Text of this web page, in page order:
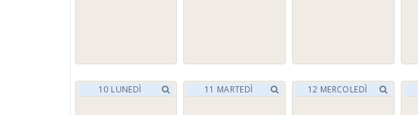
10 LUNEDÌ 11 MARTEDÌ 12 MERCOLEDÌ